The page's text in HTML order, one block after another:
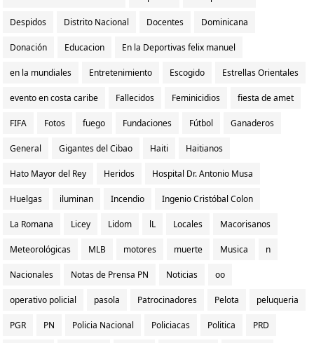
Despidos Distrito Nacional Docentes Dominicana
Donación Educacion En la Deportivas felix manuel
en la mundiales Entretenimiento Escogido Estrellas Orientales
evento en costa caribe Fallecidos Feminicidios fiesta de amet
FIFA Fotos fuego Fundaciones Fútbol Ganaderos
General Gigantes del Cibao Haiti Haitianos
Hato Mayor del Rey Heridos Hospital Dr. Antonio Musa
Huelgas iluminan Incendio Ingenio Cristóbal Colon
La Romana Licey Lidom lL Locales Macorisanos
Meteorológicas MLB motores muerte Musica n
Nacionales Notas de Prensa PN Noticias oo
operativo policial pasola Patrocinadores Pelota peluqueria
PGR PN Policia Nacional Policiacas Politica PRD